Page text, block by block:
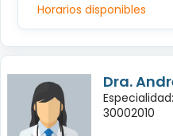
Horarios disponibles
Dra.
30002010